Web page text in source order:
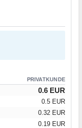
PRIVATKUNDE
0.6 EUR
0.5 EUR
0.32 EUR
0.19 EUR